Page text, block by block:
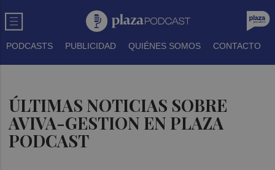
PODCASTS PUBLICIDAD QUIÉNES SOMOS CONTACTO
ÚLTIMAS NOTICIAS SOBRE
AVIVA-GESTION EN PLAZA
PODCAST